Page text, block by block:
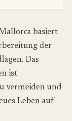
basiert
der
Das
ist
vermeiden und
Leben auf